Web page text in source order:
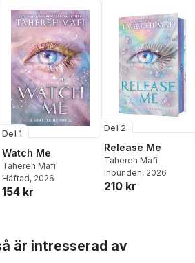
röster:
Del 1
Watch Me
Tahereh Mafi
Häftad, 2026
154 kr
Del 2
Release Me
Tahereh Mafi
Inbunden, 2026
210 kr
är intresserad av